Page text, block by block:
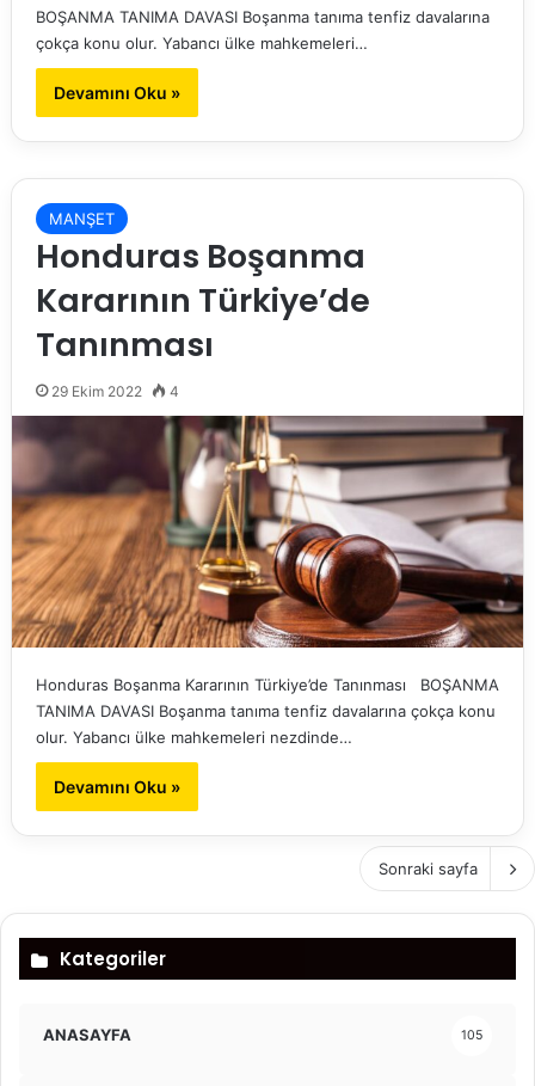
BOŞANMA TANIMA DAVASI Boşanma tanıma tenfiz davalarına
çokça konu olur. Yabancı ülke mahkemeleri…
Devamını Oku »
MANŞET
Honduras Boşanma
Kararının Türkiye’de
Tanınması
29 Ekim 2022 4
Honduras Boşanma Kararının Türkiye’de Tanınması BOŞANMA
TANIMA DAVASI Boşanma tanıma tenfiz davalarına çokça konu
olur. Yabancı ülke mahkemeleri nezdinde…
Devamını Oku »
Sonraki sayfa
Kategoriler
ANASAYFA 105